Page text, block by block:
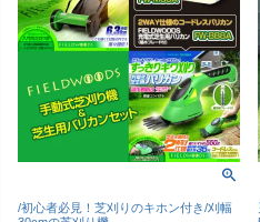
/初心者必見！芝刈りのキホン付き/刈幅